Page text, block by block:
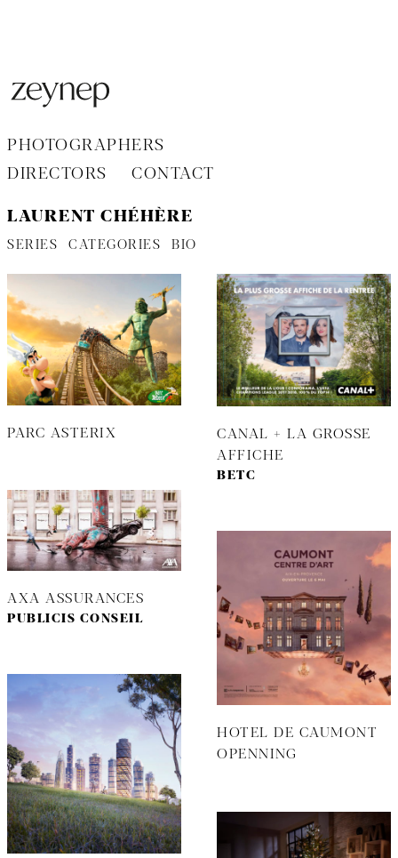
PHOTOGRAPHERS
DIRECTORS
CONTACT
LAURENT CHÉHÈRE
SERIES CATEGORIES BIO
PARC ASTERIX
CANAL + LA GROSSE
AFFICHE
BETC
AXA ASSURANCES
PUBLICIS CONSEIL
HOTEL DE CAUMONT
OPENNING